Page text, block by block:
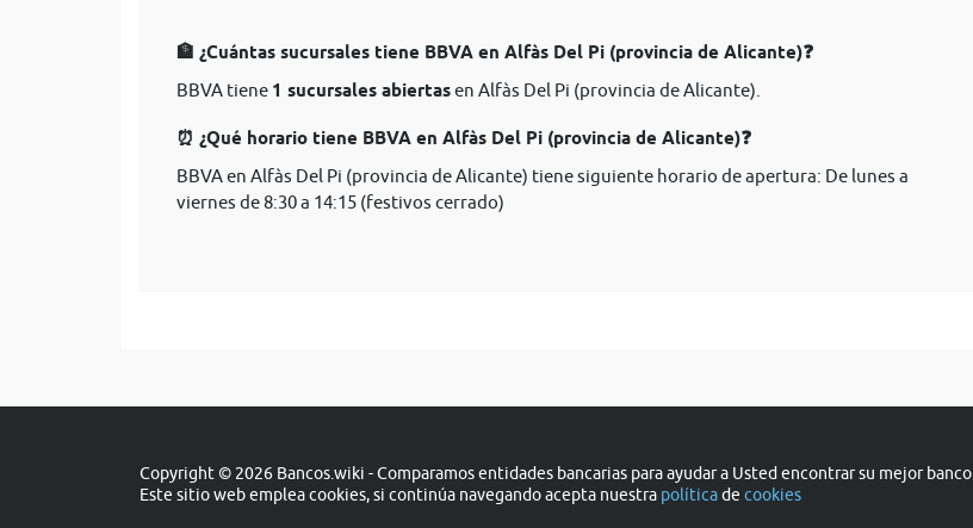
🏦 ¿Cuántas sucursales tiene BBVA en Alfàs Del Pi (provincia de Alicante)❓
BBVA tiene 1 sucursales abiertasen Alfàs Del Pi (provincia de Alicante).
⏰ ¿Qué horario tiene BBVA en Alfàs Del Pi (provincia de Alicante)❓
BBVA en Alfàs Del Pi (provincia de Alicante) tiene siguiente horario de apertura: De lunes a
viernes de 8:30 a 14:15 (festivos cerrado)
Copyright © 2026 Bancos.wiki - Comparamos entidades bancarias para ayudar a Usted encontrar su mejor banco.
Este sitio web emplea cookies, si continúa navegando acepta nuestra políticade cookies